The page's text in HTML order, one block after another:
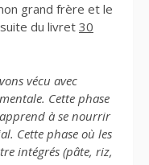
grand frère et le
du livret 30
vécu avec
Cette phase
à se nourrir
Cette phase où les
intégrés (pâte, riz,